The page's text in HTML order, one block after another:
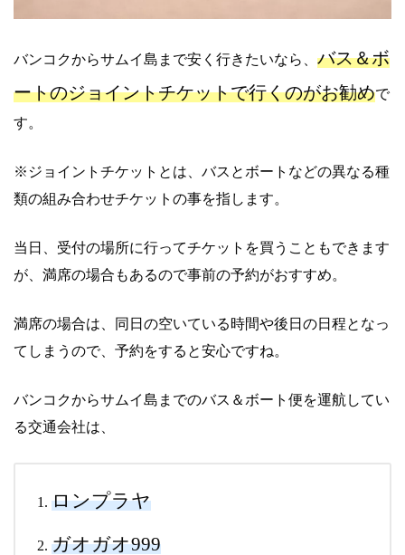
バンコクからサムイ島まで安く行きたいなら、 バス＆ボ
ートのジョイントチケットで行くのがお勧めで
す。
※ジョイントチケットとは、バスとボートなどの異なる種
類の組み合わせチケットの事を指します。
当日、受付の場所に行ってチケットを買うこともできます
が、満席の場合もあるので事前の予約がおすすめ。
満席の場合は、同日の空いている時間や後日の日程となっ
てしまうので、予約をすると安心ですね。
バンコクからサムイ島までのバス＆ボート便を運航してい
る交通会社は、
ロンプラヤ
ガオガオ999